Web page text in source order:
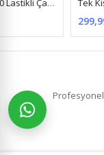
Profesyonel